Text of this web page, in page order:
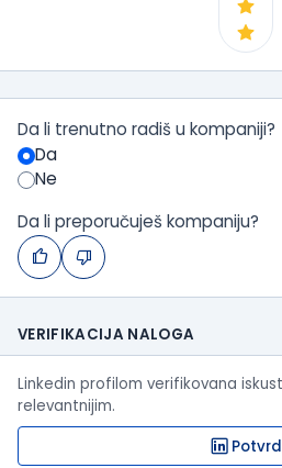
Da li trenutno radiš u kompaniji?
Da
Ne
Da li preporučuješ kompaniju?
VERIFIKACIJA NALOGA
Linkedin profilom verifikovana
relevantnijim.